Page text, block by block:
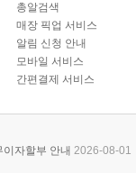
총알검색
매장 픽업 서비스
알림 신청 안내
모바일 서비스
간편결제 서비스
자할부 안내 2026-08-01